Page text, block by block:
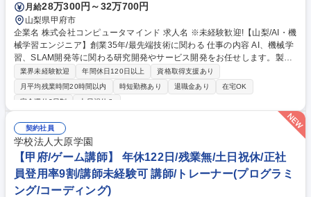
月給28万300円～32万700円
山梨県甲府市
企業名 株式会社コンピュータマインド 求人名 ※未経験歓迎!【山梨/AI・機
械学習エンジニア】創業35年/最先端技術に関わる 仕事の内容 AI、機械学
習、SLAM開発等に関わる研究開発やサービス開発をお任せします。製
造、建築、医療等の幅広い業界が対象。適性に応じて要件定義から研究開
発まで最適なポジションを提案します。大学との共同研究あり。 ≪詳細≫
■AI・機械学習を用いたアルゴリズムおよびプロダクト開発 ■3次元点群デ
向けのシステム開発 ■大学との共同研究を含む先端技術のPoC 【開発環
境】言語：Python／ライブラリ：PyTorch、TensorFlow等 【業務内容の
変更の範囲】当社の指定する業務 募集職種 ※未経験歓迎!【山梨/AI・機械
学習エンジニア】創業35年/最先端技術に関わる
業界未経験歓迎 年間休日120日以上
資格取得支援あり
月平均残業時間20時間以内
時短勤務あり 退職金あり
在宅OK
完全週休2日制
土日祝休み
契約社員
学校法人大原学園
【甲府/ゲーム講師】 年休122日/残業無/土日祝休/正社
員登用率9割/講師未経験可 講師/トレーナー(プログラミ
ング/コーディング)